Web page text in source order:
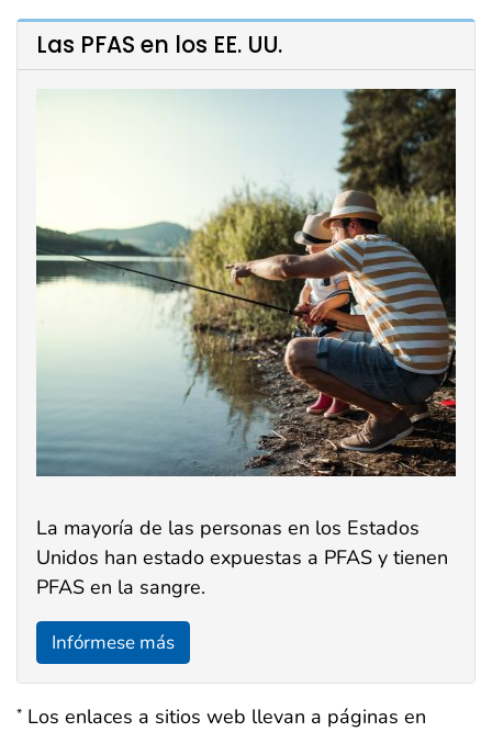
Las PFAS en los EE. UU.
La mayoría de las personas en los Estados
Unidos han estado expuestas a PFAS y tienen
PFAS en la sangre.
Infórmese más
* Los enlaces a sitios web llevan a páginas en